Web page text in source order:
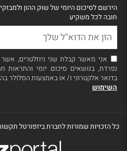
הירשם לסיכום היומי של שוק ההון
חובה לכל משקיע
אני מאשר קבלת שני ניוזלטרים,
נפרדת, בנושאים סיכום יומי והתראות
בדואר אלקטרוני ו/ או באמצעות הסלולר
השימוש
כל הזכויות שמורות לחברת ביזפורטל